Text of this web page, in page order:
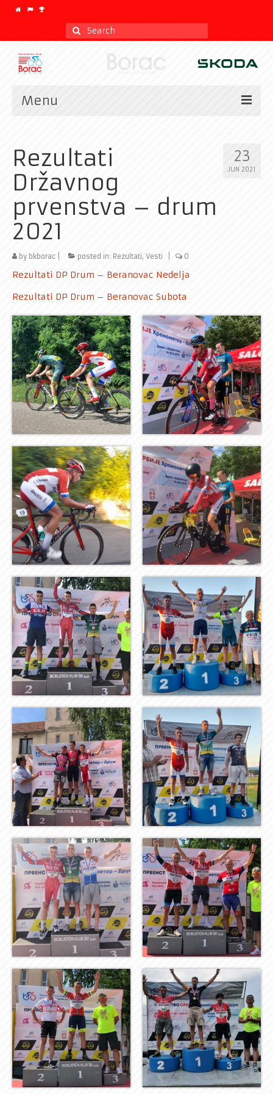
Search
for:
Menu
Kalendar
CLASSIC
Istorijat
Klub
Galerija
23
JUN 2021
Rezultati
Državnog
prvenstva – drum
2021
by bkborac posted in: Rezultati, Vesti 0
Rezultati DP Drum – Beranovac Nedelja
Rezultati DP Drum – Beranovac Subota